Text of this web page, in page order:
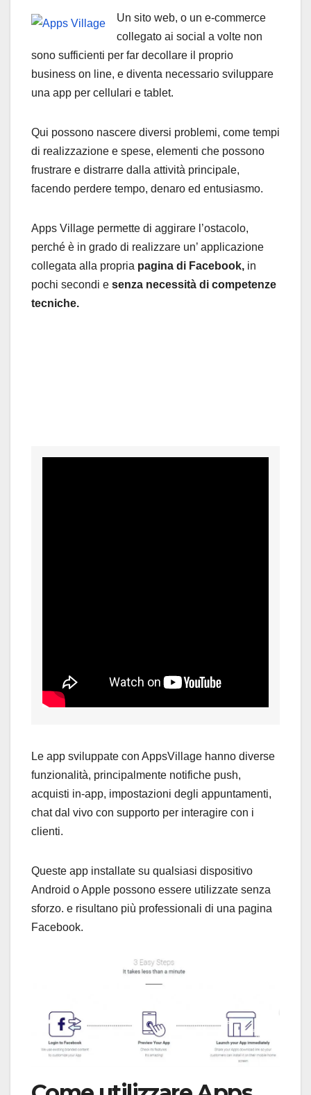
Un sito web, o un e-commerce
collegato ai social a volte non
sono sufficienti per far decollare il proprio
business on line, e diventa necessario sviluppare
una app per cellulari e tablet.
Qui possono nascere diversi problemi, come tempi
di realizzazione e spese, elementi che possono
frustrare e distrarre dalla attività principale,
facendo perdere tempo, denaro ed entusiasmo.
Apps Village permette di aggirare l’ostacolo,
perché è in grado di realizzare un’ applicazione
collegata alla propria pagina di Facebook, in
pochi secondi e senza necessità di competenze
tecniche.
Le app sviluppate con AppsVillage hanno diverse
funzionalità, principalmente notifiche push,
acquisti in-app, impostazioni degli appuntamenti,
chat dal vivo con supporto per interagire con i
clienti.
Queste app installate su qualsiasi dispositivo
Android o Apple possono essere utilizzate senza
sforzo. e risultano più professionali di una pagina
Facebook.